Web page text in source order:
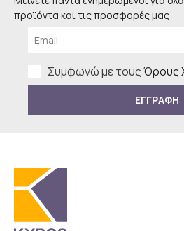
προϊόντα και τις προσφορές μας
Συμφωνώ με τουςΌρους
ΕΓΓΡΑΦΗ